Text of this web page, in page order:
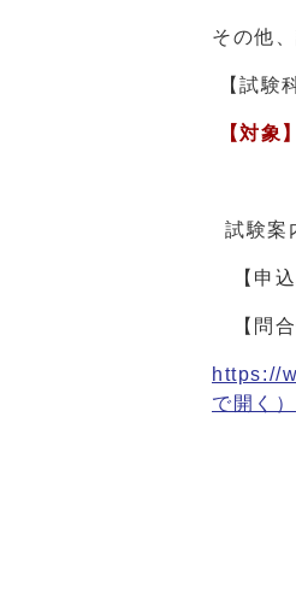
その他
【試験
【対象】
試験案
【申込
【問合
https://
で開く）